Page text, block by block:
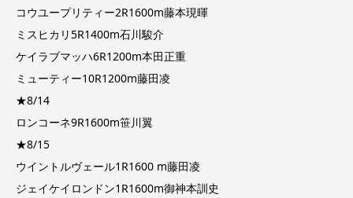
コウユープリティー2R1600m藤本現暉
ミスヒカリ5R1400m石川駿介
ケイラブマッハ6R1200m本田正重
ミューティー10R1200m藤田凌
★8/14
ロンコーネ9R1600m笹川翼
★8/15
ウイントルヴェール1R1600 m藤田凌
ジェイケイロンドン1R1600m御神本訓史